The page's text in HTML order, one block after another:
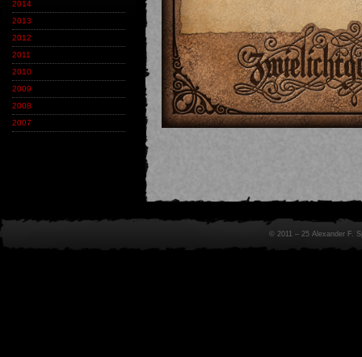
2014
2013
2012
2011
2010
2009
2008
2007
© 2011 – 25 Alexander F.